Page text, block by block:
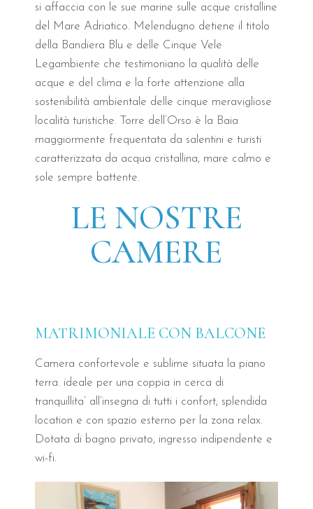
Tipologia Camera Capacità Dimensione
Matrimoniale con Patio 2 Ospiti
Matrimoniale con Balcone 2 Ospiti
Doppia Twin 2 Ospiti
Qualicomfortoffrono le
Connettività e Lavoro:Wi-Fi in fibra ottica gratuito
Clima e Benessere:
Aria condizionata regolabile
Dotazioni Pratiche:Mini-frigo in camera, cassaforte
Com'è la colazione servita
La colazione del B&B Il Villino Torre Dell'Orso è
Assaporare il tipico pasticciotto leccese appena
Il B&B Il Villino Torre
Il B&B Il Villino Torre Dell'Orso gode di una
si affaccia con le sue marine sulle acque cristalline
del Mare Adriatico. Melendugno detiene il titolo
della Bandiera Blu e delle Cinque Vele
Legambiente che testimoniano la qualità delle
acque e del clima e la forte attenzione alla
sostenibilità ambientale delle cinque meravigliose
località turistiche. Torre dell’Orso è la Baia
maggiormente frequentata da salentini e turisti
caratterizzata da acqua cristallina, mare calmo e
sole sempre battente.
LE NOSTRE
CAMERE
MATRIMONIALE CON BALCONE
Camera confortevole e sublime situata la piano
terra. ideale per una coppia in cerca di
tranquillita’ all’insegna di tutti i confort, splendida
location e con spazio esterno per la zona relax.
Dotata di bagno privato, ingresso indipendente e
wi-fi.